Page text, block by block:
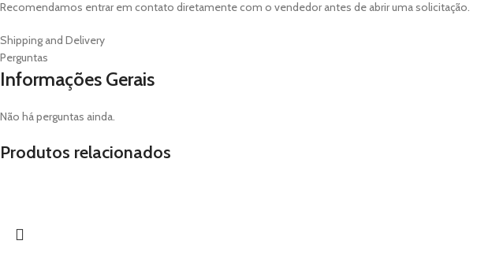
Recomendamos entrar em contato diretamente com o vendedor antes de abrir uma solicitação.
Shipping and Delivery
Perguntas
Informações Gerais
Não há perguntas ainda.
Produtos relacionados